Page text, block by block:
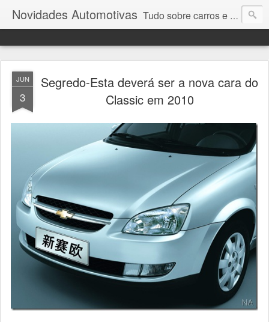
Novidades Automotivas Tudo sobre carros e motores
JUN
3
Segredo-Esta deverá ser a nova cara do
Classic em 2010